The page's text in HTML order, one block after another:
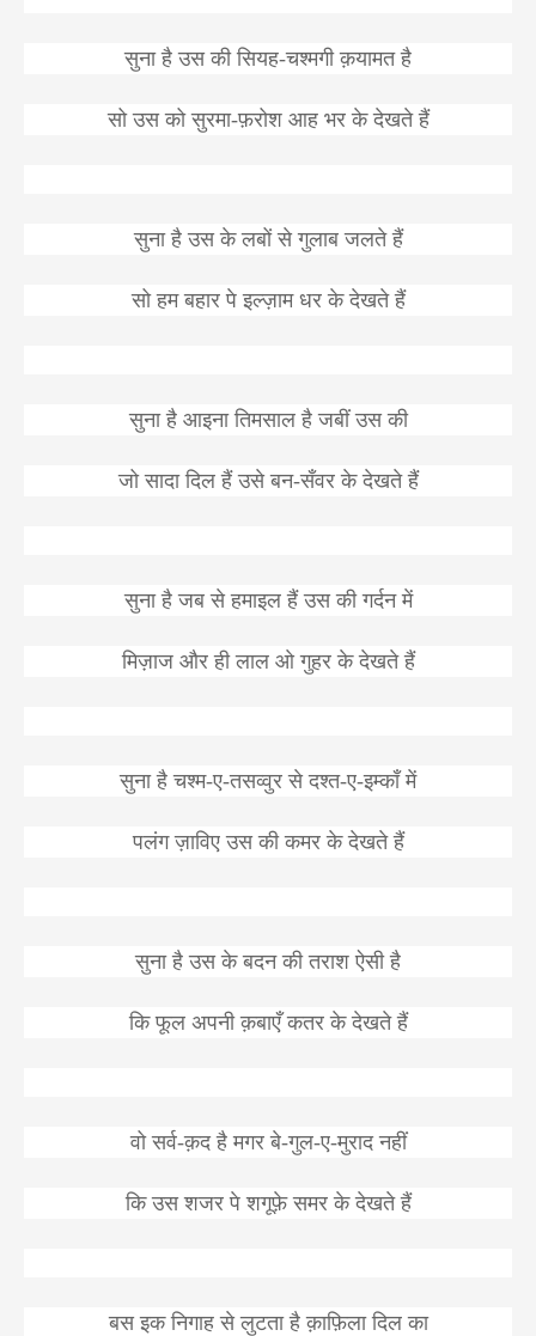
सुना है उस की सियह-चश्मगी क़यामत है
सो उस को सुरमा-फ़रोश आह भर के देखते हैं
सुना है उस के लबों से गुलाब जलते हैं
सो हम बहार पे इल्ज़ाम धर के देखते हैं
सुना है आइना तिमसाल है जबीं उस की
जो सादा दिल हैं उसे बन-सँवर के देखते हैं
सुना है जब से हमाइल हैं उस की गर्दन में
मिज़ाज और ही लाल ओ गुहर के देखते हैं
सुना है चश्म-ए-तसव्वुर से दश्त-ए-इम्काँ में
पलंग ज़ाविए उस की कमर के देखते हैं
सुना है उस के बदन की तराश ऐसी है
कि फूल अपनी क़बाएँ कतर के देखते हैं
वो सर्व-क़द है मगर बे-गुल-ए-मुराद नहीं
कि उस शजर पे शगूफ़े समर के देखते हैं
बस इक निगाह से लुटता है क़ाफ़िला दिल का